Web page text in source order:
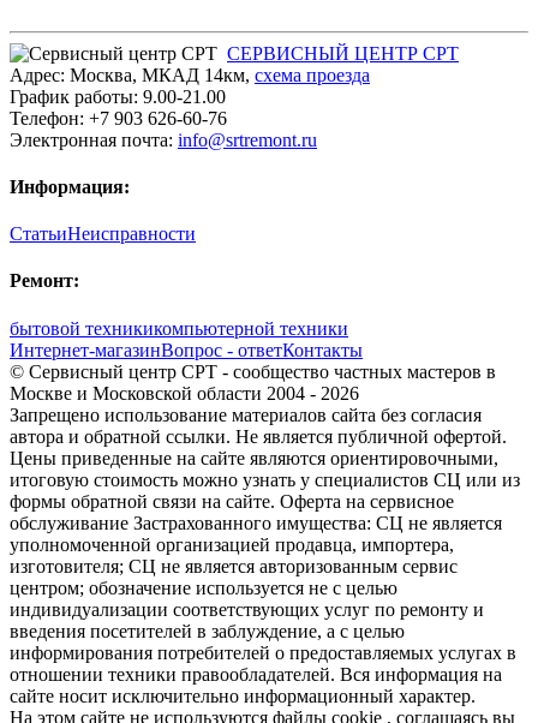
СЕРВИСНЫЙ ЦЕНТР СРТ
Адрес: Москва, МКАД 14км, cхема проезда
График работы: 9.00-21.00
Телефон: +7 903 626-60-76
Электронная почта: info@srtremont.ru
Информация:
СтатьиНеисправности
Ремонт:
бытовой техникикомпьютерной техники
Интернет-магазинВопрос - ответКонтакты
© Сервисный центр СРТ - сообщество частных мастеров в
Москве и Московской области 2004 - 2026
Запрещено использование материалов сайта без согласия
автора и обратной ссылки. Не является публичной офертой.
Цены приведенные на сайте являются ориентировочными,
итоговую стоимость можно узнать у специалистов СЦ или из
формы обратной связи на сайте. Оферта на сервисное
обслуживание Застрахованного имущества: СЦ не является
уполномоченной организацией продавца, импортера,
изготовителя; СЦ не является авторизованным сервис
центром; обозначение используется не с целью
индивидуализации соответствующих услуг по ремонту и
введения посетителей в заблуждение, а с целью
информирования потребителей о предоставляемых услугах в
отношении техники правообладателей. Вся информация на
сайте носит исключительно информационный характер.
На этом сайте не используются файлы cookie , соглашаясь вы